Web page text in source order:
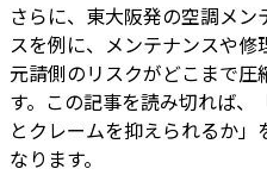
さらに、東大阪発の空調メ
スを例に、メンテナンスや
元請側のリスクがどこまで
す。この記事を読み切れば
とクレームを抑えられるか
なります。